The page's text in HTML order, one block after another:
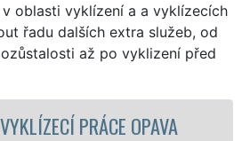
oblasti vyklízení a a vyklízecích
řadu dalších extra služeb, od
až po vyklizení před
OPAVA